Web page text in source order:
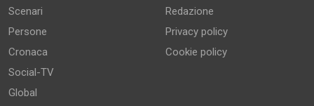
Scenari
Persone
Cronaca
Social-TV
Global
Redazione
Privacy policy
Cookie policy